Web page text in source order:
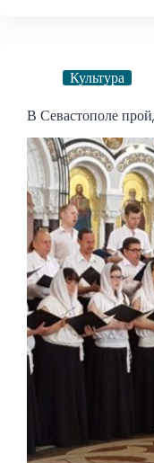
Культура
В Севастополе